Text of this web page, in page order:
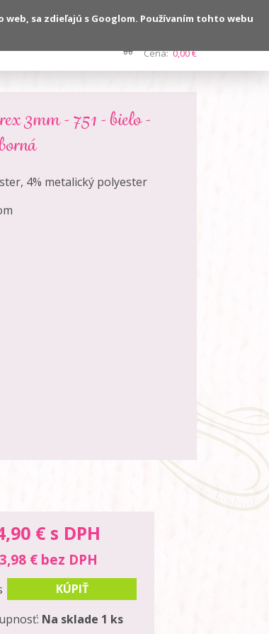
Cena:0,00 €
3mm - 751 - bielo -
4% metalický polyester
€ s DPH
3,98 € bez DPH
KÚPIŤ
Na sklade 1 ks
sa zdieľajú s Googlom. Používaním tohto webu